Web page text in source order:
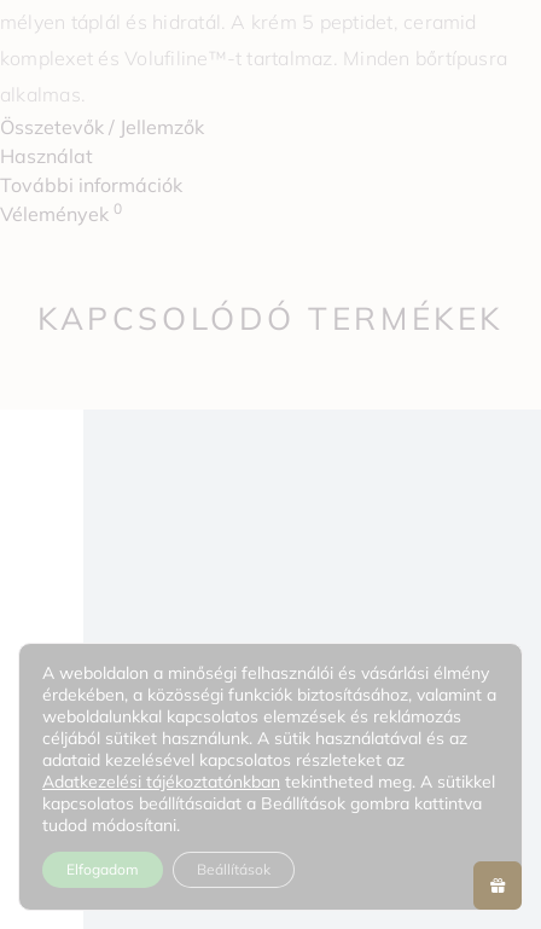
mélyen táplál és hidratál. A krém 5 peptidet, ceramid
komplexet és Volufiline™-t tartalmaz. Minden bőrtípusra
alkalmas.
Összetevők / Jellemzők
Használat
További információk
Vélemények 0
KAPCSOLÓDÓ TERMÉKEK
A weboldalon a minőségi felhasználói és vásárlási élmény
érdekében, a közösségi funkciók biztosításához, valamint a
weboldalunkkal kapcsolatos elemzések és reklámozás
céljából sütiket használunk. A sütik használatával és az
adataid kezelésével kapcsolatos részleteket az
Adatkezelési tájékoztatónkban tekintheted meg. A sütikkel
kapcsolatos beállításaidat a Beállítások gombra kattintva
tudod módosítani.
Elfogadom Beállítások